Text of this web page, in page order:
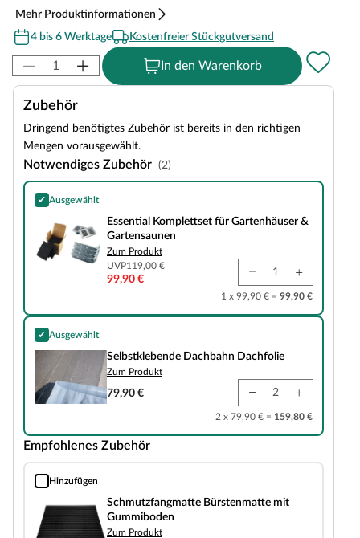
Mehr Produktinformationen
4 bis 6 Werktage
Kostenfreier Stückgutversand
In den Warenkorb
Zubehör
Dringend benötigtes Zubehör ist bereits in den richtigen
Mengen vorausgewählt.
Notwendiges Zubehör (2)
✓ Ausgewählt
Essential Komplettset für Gartenhäuser & Gartensaunen
Essential Komplettset für Gartenhäuser &
Gartensaunen
Zum Produkt
UVP119,00 €
99,90 €
1 x 99,90 € = 99,90 €
✓ Ausgewählt
Selbstklebende Dachbahn Dachfolie
Selbstklebende Dachbahn Dachfolie
Zum Produkt
79,90 €
2 x 79,90 € = 159,80 €
Empfohlenes Zubehör
Hinzufügen
Schmutzfangmatte Bürstenmatte mit Gummiboden
Schmutzfangmatte Bürstenmatte mit
Gummiboden
Zum Produkt